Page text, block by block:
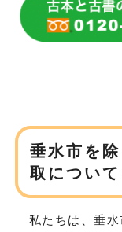
垂水市を
取につい
私たちは、垂